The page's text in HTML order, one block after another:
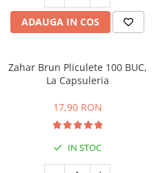
ADAUGA IN COS
Zahar Brun Pliculete 100 BUC,
La Capsuleria
17,90 RON
IN STOC